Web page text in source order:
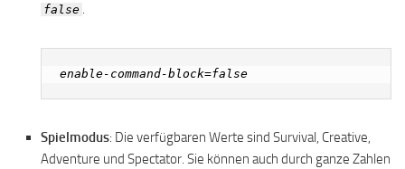
false .
Spielmodus: Die verfügbaren Werte sind Survival, Creative,
Adventure und Spectator. Sie können auch durch ganze Zahlen